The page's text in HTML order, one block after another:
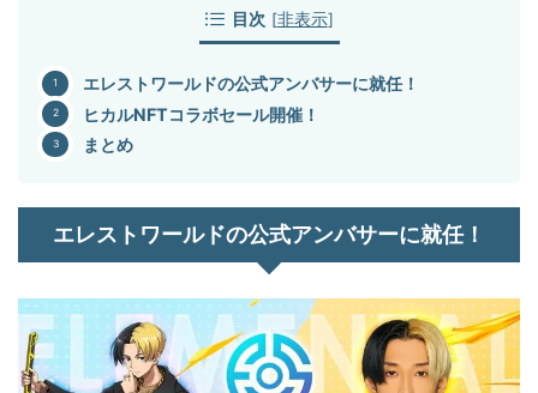
目次 [非表示]
エレストワールドの公式アンバサーに就任！
ヒカルNFTコラボセール開催！
まとめ
エレストワールドの公式アンバサーに就任！